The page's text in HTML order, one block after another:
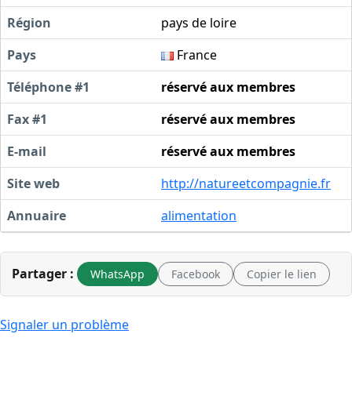
Région
pays de loire
Pays
France
Téléphone #1
réservé aux membres
Fax #1
réservé aux membres
E-mail
réservé aux membres
Site web
http://natureetcompagnie.fr
Annuaire
alimentation
Partager : WhatsApp Facebook Copier le lien
Signaler un problème